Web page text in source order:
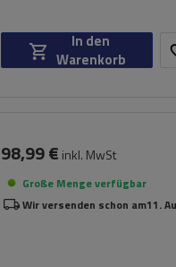
In den
Warenkorb
98,99 € inkl. MwSt
Große Menge verfügbar
Wir versenden schon am11.